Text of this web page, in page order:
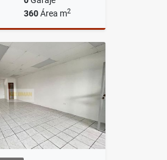
360Área m2
Venta
US$43,400